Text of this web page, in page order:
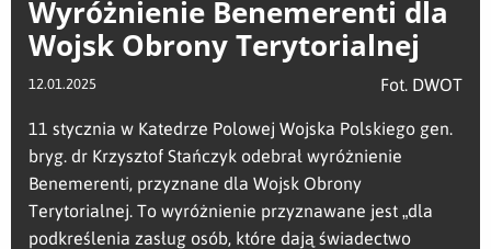
Wyróżnienie Benemerenti dla
Wojsk Obrony Terytorialnej
12.01.2025 Fot. DWOT
11 stycznia w Katedrze Polowej Wojska Polskiego gen.
bryg. dr Krzysztof Stańczyk odebrał wyróżnienie
Benemerenti, przyznane dla Wojsk Obrony
Terytorialnej. To wyróżnienie przyznawane jest „dla
podkreślenia zasług osób, które dają świadectwo